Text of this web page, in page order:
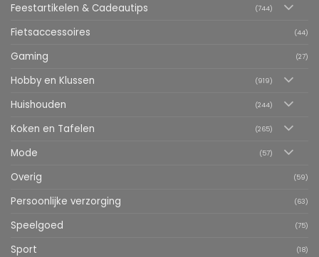
Feestartikelen & Cadeautips (744)
Fietsaccessoires (44)
Gaming (27)
Hobby en Klussen (919)
Huishouden (244)
Koken en Tafelen (265)
Mode (57)
Overig (59)
Persoonlijke verzorging (63)
Speelgoed (75)
Sport (18)